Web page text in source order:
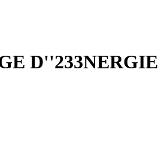
D''233NERGIE